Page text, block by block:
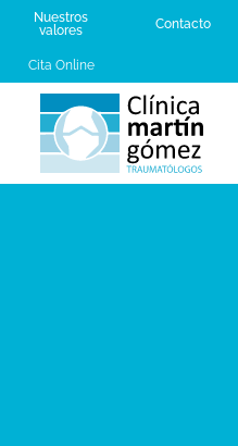
Nuestros
valores
Contacto
Cita Online